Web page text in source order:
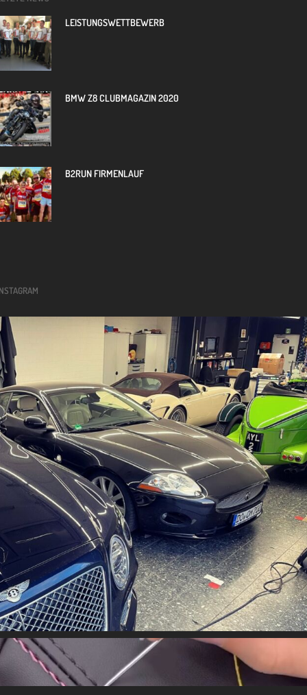
LEISTUNGSWETTBEWERB
BMW Z8 CLUBMAGAZIN 2020
B2RUN FIRMENLAUF